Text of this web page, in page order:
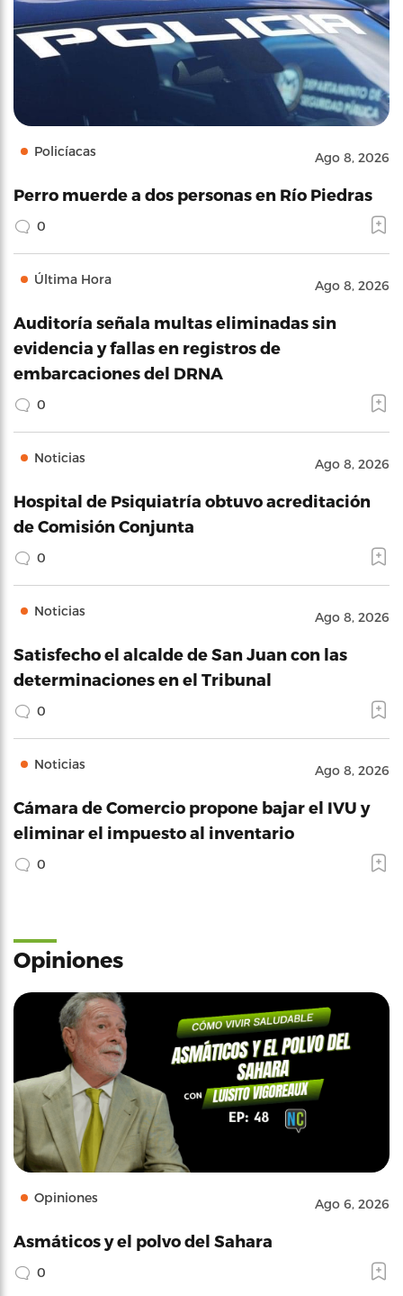
Policíacas Ago 8, 2026
Perro muerde a dos personas en Río Piedras
0
Última Hora Ago 8, 2026
Auditoría señala multas eliminadas sin
evidencia y fallas en registros de
embarcaciones del DRNA
0
Noticias Ago 8, 2026
Hospital de Psiquiatría obtuvo acreditación
de Comisión Conjunta
0
Noticias Ago 8, 2026
Satisfecho el alcalde de San Juan con las
determinaciones en el Tribunal
0
Noticias Ago 8, 2026
Cámara de Comercio propone bajar el IVU y
eliminar el impuesto al inventario
0
Opiniones
Opiniones Ago 6, 2026
Asmáticos y el polvo del Sahara
0